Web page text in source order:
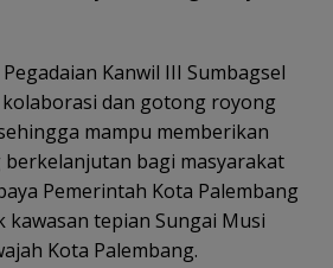
Kanwil III Sumbagsel
dan gotong royong
mampu memberikan
bagi masyarakat
Pemerintah Kota Palembang
kawasan tepian Sungai Musi
Kota Palembang.